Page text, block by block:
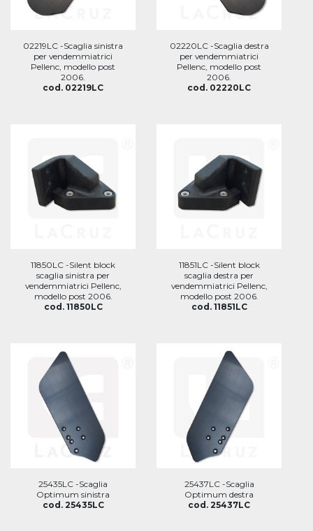
02219LC -Scaglia sinistra
per vendemmiatrici
Pellenc, modello post
2006.
cod. 02219LC
02220LC -Scaglia destra
per vendemmiatrici
Pellenc, modello post
2006.
cod. 02220LC
11850LC -Silent block
scaglia sinistra per
vendemmiatrici Pellenc,
modello post 2006.
cod. 11850LC
11851LC -Silent block
scaglia destra per
vendemmiatrici Pellenc,
modello post 2006.
cod. 11851LC
25435LC -Scaglia
Optimum sinistra
cod. 25435LC
25437LC -Scaglia
Optimum destra
cod. 25437LC